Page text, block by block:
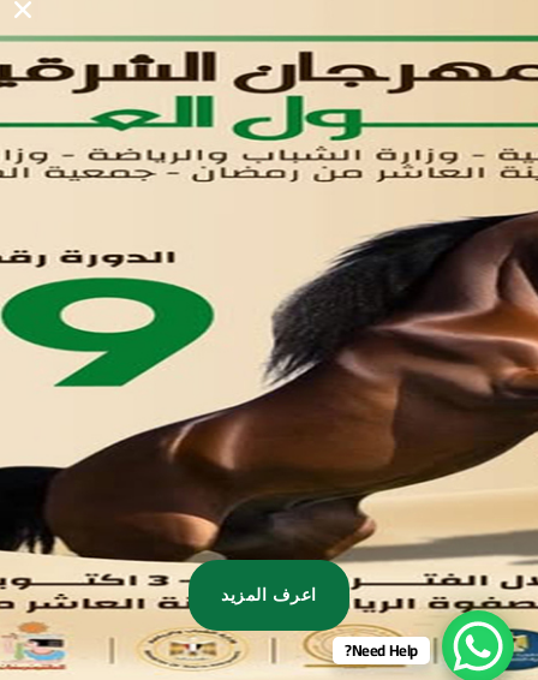
اتصل بنا
تواصل معنا
مدينة العاشر من رمضان
01221020029
055-4494429
055-4494406
055-4494414
info.triaeg@yahoo.com
info@triaeg-guide.com
Need Help?
اعرف المزيد